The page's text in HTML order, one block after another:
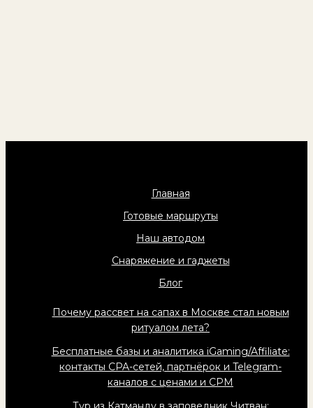
Главная
Готовые маршруты
Наш автодом
Снаряжение и гаджеты
Блог
Почему рассвет на сапах в Москве стал новым
ритуалом лета?
Бесплатные базы и аналитика iGaming/Affiliate:
контакты CPA-сетей, партнёрок и Telegram-
каналов с ценами и CPM